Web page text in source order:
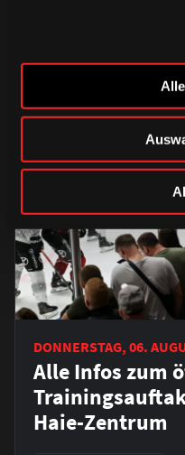
DONNERSTAG, 06.
Alle Infos zum
Haie-Zentrum